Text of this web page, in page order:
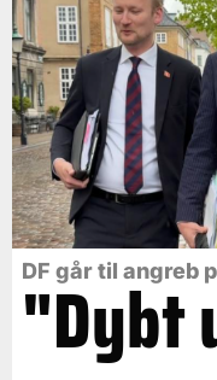
DF går til angreb
"Dybt